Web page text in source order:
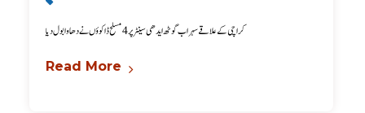
کراچی کے علاقے سہراب گوٹھ ایدھی سینٹر پر 4 مسلح ڈاکوؤں نے دھاوا بول دیا
Read More